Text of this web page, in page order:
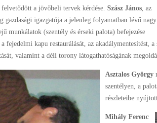
a jövőbeli tervek kérdése. Szász János, az
gazdasági igazgatója a jelenleg folyamatban lévő nagy
munkálatok (szentély és érseki palota) befejezése
fejedelmi kapu restaurálását, az akadálymentesítést,
valamint a déli torony látogathatóságának
Asztalos György
szentélyen, a
részleteibe
Mihály Ferenc